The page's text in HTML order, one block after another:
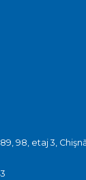
98, etaj 3,